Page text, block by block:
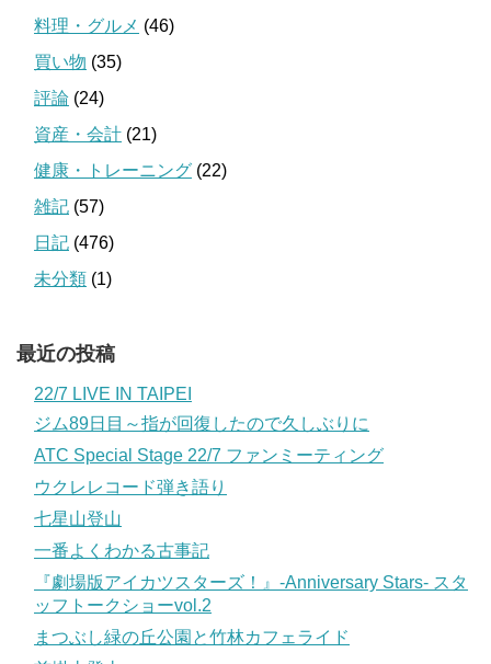
料理・グルメ (46)
買い物 (35)
評論 (24)
資産・会計 (21)
健康・トレーニング (22)
雑記 (57)
日記 (476)
未分類 (1)
最近の投稿
22/7 LIVE IN TAIPEI
ジム89日目～指が回復したので久しぶりに
ATC Special Stage 22/7 ファンミーティング
ウクレレコード弾き語り
七星山登山
一番よくわかる古事記
『劇場版アイカツスターズ！』-Anniversary Stars- スタ
ッフトークショーvol.2
まつぶし緑の丘公園と竹林カフェライド